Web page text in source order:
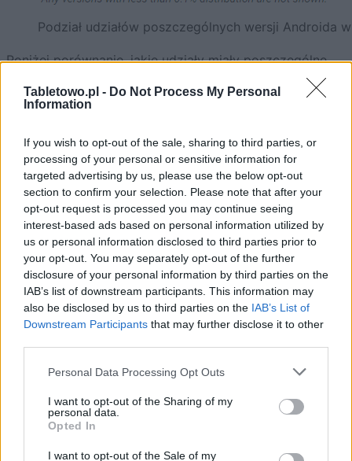
Tabletowo.pl - Do Not Process My Personal
Information
If you wish to opt-out of the sale, sharing to third parties, or
processing of your personal or sensitive information for
targeted advertising by us, please use the below opt-out
section to confirm your selection. Please note that after your
opt-out request is processed you may continue seeing
interest-based ads based on personal information utilized by
us or personal information disclosed to third parties prior to
your opt-out. You may separately opt-out of the further
disclosure of your personal information by third parties on the
IAB’s list of downstream participants. This information may
also be disclosed by us to third parties on the IAB’s List of
Downstream Participants that may further disclose it to other
Please note that this website/app uses one or more Google
not limited to your visit or usage behaviour. You may click to
grant or deny consent to Google and its third-party tags to
use your data for below specified purposes in below Google
consent section.
Personal Data Processing Opt Outs
I want to opt-out of the Sharing of my
personal data.
Opted In
I want to opt-out of the Sale of my
Podział udziałów poszczególnych wersji Androida
Poniżej porównanie, jakie udziały miały poszczególne
grudniu,listopadzieiwrześniu2016 roku (danych za
Miesiąc/
Wydanie
styczeń
2017
grudzień
2016
listopad
2016
2.2 Froyo - 0,1% 0,1%
2.3.3-2.3.7
Gingerbread
1,0% 1,2% 1,3%
4.1.x Jelly